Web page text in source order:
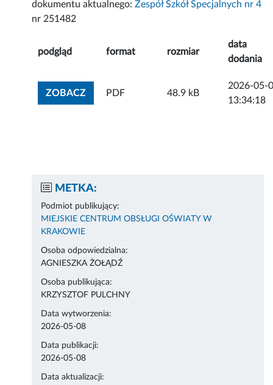
dokumentu aktualnego:Zespół Szkół Specjalnych nr 4
nr 251482
podgląd format rozmiar
data
dodania
ZOBACZZOBACZ ZAŁĄCZNIK
PDF 48.9 kB
2026-05-
13:34:18
METKA:
Podmiot publikujący:
MIEJSKIE CENTRUM OBSŁUGI OŚWIATY W
KRAKOWIE
Osoba odpowiedzialna:
AGNIESZKA ŻOŁĄDŹ
Osoba publikująca:
KRZYSZTOF PULCHNY
Data wytworzenia:
2026-05-08
Data publikacji:
2026-05-08
Data aktualizacji: